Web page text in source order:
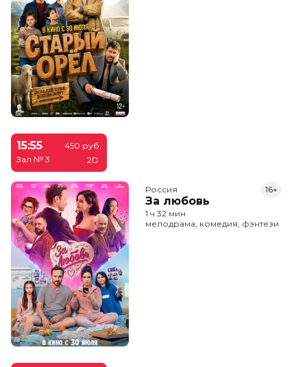
15:55
Зал № 3
450 руб.
2D
Россия
За любовь
16+
1 ч 32 мин
мелодрама, комедия, фэнтези